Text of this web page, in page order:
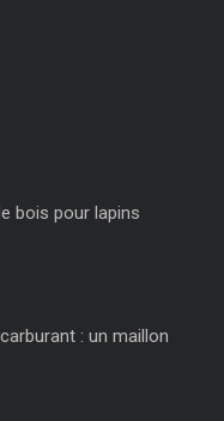
bois pour lapins
: un maillon